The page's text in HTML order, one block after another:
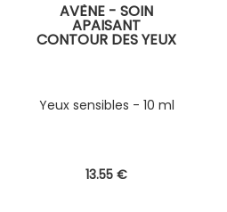
AVÈNE - SOIN
APAISANT
CONTOUR DES YEUX
Yeux sensibles - 10 ml
13.55 €